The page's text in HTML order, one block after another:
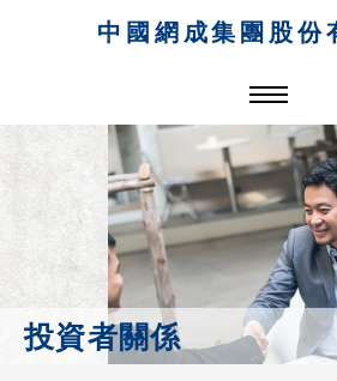
中國網成集團股份
投資者關係